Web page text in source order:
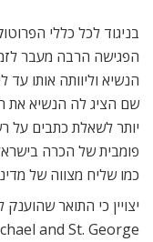
בניגוד לכל כללי
הפגישה הרבה מעבר
הנשיא וליוותה אותו עד
שם הציג לה הנשיא את
יותר לשאלת כתבים על
פומבית של הכרה
כמו שליח מצווה של